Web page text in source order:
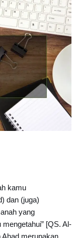
kamu
dan (juga)
yang
[QS. Al-